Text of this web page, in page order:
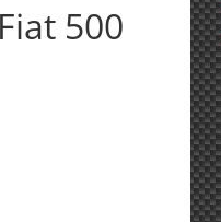
500